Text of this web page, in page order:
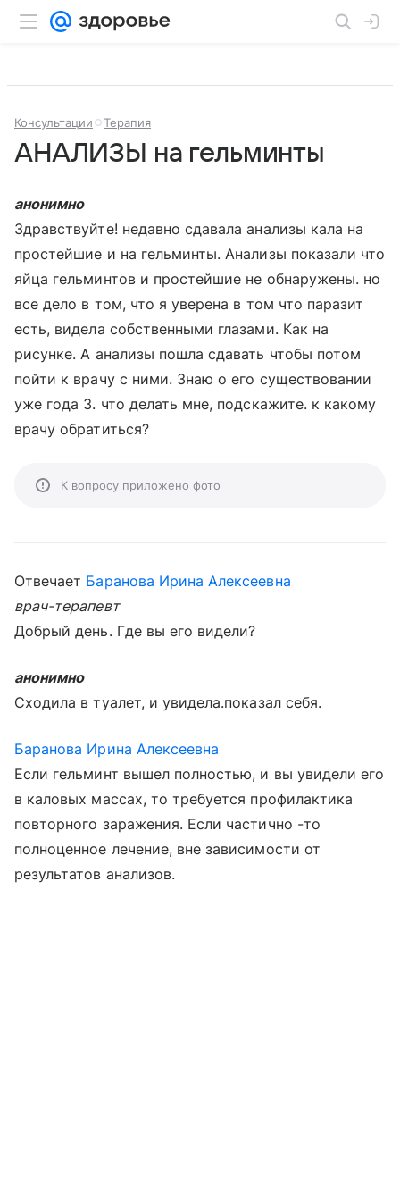
Консультации Терапия
АНАЛИЗЫ на гельминты
анонимно
Здравствуйте! недавно сдавала анализы кала на
простейшие и на гельминты. Анализы показали что
яйца гельминтов и простейшие не обнаружены. но
все дело в том, что я уверена в том что паразит
есть, видела собственными глазами. Как на
рисунке. А анализы пошла сдавать чтобы потом
пойти к врачу с ними. Знаю о его существовании
уже года 3. что делать мне, подскажите. к какому
врачу обратиться?
К вопросу приложено фото
Отвечает Баранова Ирина Алексеевна
врач-терапевт
Добрый день. Где вы его видели?
анонимно
Сходила в туалет, и увидела.показал себя.
Баранова Ирина Алексеевна
Если гельминт вышел полностью, и вы увидели его
в каловых массах, то требуется профилактика
повторного заражения. Если частично -то
полноценное лечение, вне зависимости от
результатов анализов.